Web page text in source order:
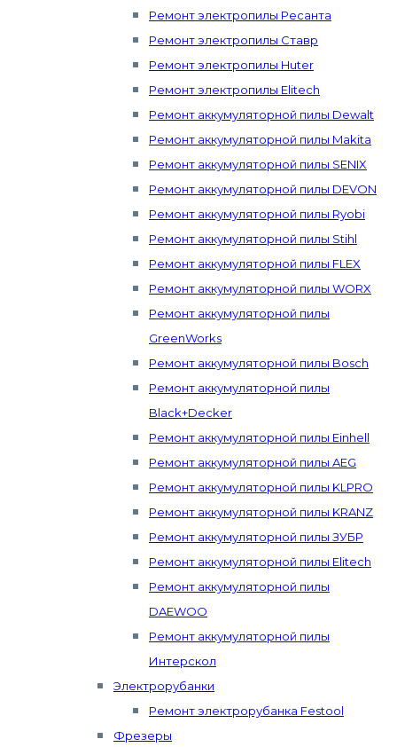
Ремонт электропилы Ресанта
Ремонт электропилы Ставр
Ремонт электропилы Huter
Ремонт электропилы Elitech
Ремонт аккумуляторной пилы Dewalt
Ремонт аккумуляторной пилы Makita
Ремонт аккумуляторной пилы SENIX
Ремонт аккумуляторной пилы DEVON
Ремонт аккумуляторной пилы Ryobi
Ремонт аккумуляторной пилы Stihl
Ремонт аккумуляторной пилы FLEX
Ремонт аккумуляторной пилы WORX
Ремонт аккумуляторной пилы
GreenWorks
Ремонт аккумуляторной пилы Bosch
Ремонт аккумуляторной пилы
Black+Decker
Ремонт аккумуляторной пилы Einhell
Ремонт аккумуляторной пилы AEG
Ремонт аккумуляторной пилы KLPRO
Ремонт аккумуляторной пилы KRANZ
Ремонт аккумуляторной пилы ЗУБР
Ремонт аккумуляторной пилы Elitech
Ремонт аккумуляторной пилы
DAEWOO
Ремонт аккумуляторной пилы
Интерскол
Электрорубанки
Ремонт электрорубанка Festool
Фрезеры